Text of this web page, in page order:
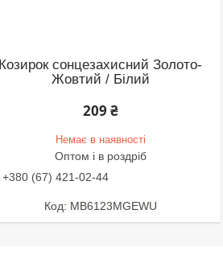
Козирок сонцезахисний Золото-
Жовтий / Білий
209 ₴
Немає в наявності
Оптом і в роздріб
+380 (67) 421-02-44
MB6123MGEWU